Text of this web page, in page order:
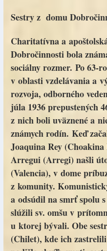
Sestry z domu
Charitatívna a
Dobročinnosti bola
sociálny rozmer. Po 63-
v oblasti vzdelávania a
rozvoja, odborného
júla 1936 prepustených
z nich boli uväznené a
známych rodín. Keď
Joaquina Rey
Arregui (Arregi) našli
(Valencia), v dome
z komunity.
a odsúdil na smrť spolu
slúžili sv. omšu v
u ktorej bývali. Obe
(Chilet), kde ich